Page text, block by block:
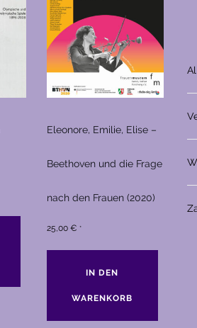
Eleonore, Emilie, Elise –
Beethoven und die Frage
nach den Frauen (2020)
25,00 € *
IN DEN
WARENKORB